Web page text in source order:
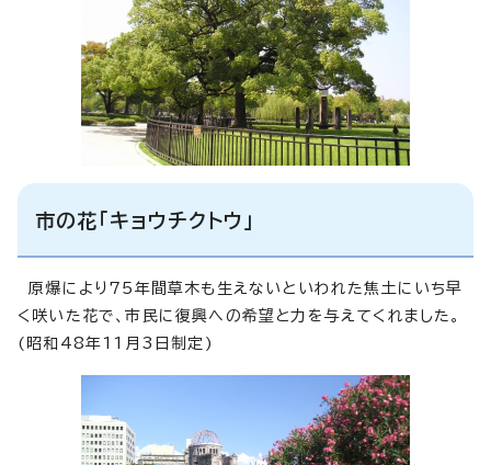
市の花「キョウチクトウ」
原爆により75年間草木も生えないといわれた焦土にいち早
く咲いた花で、市民に復興への希望と力を与えてくれました。
(昭和48年11月3日制定)